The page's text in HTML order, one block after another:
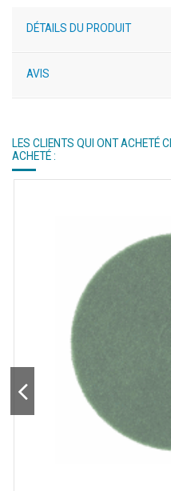
DÉTAILS DU PRODUIT
AVIS
LES CLIENTS QUI ONT ACHETÉ
ACHETÉ :